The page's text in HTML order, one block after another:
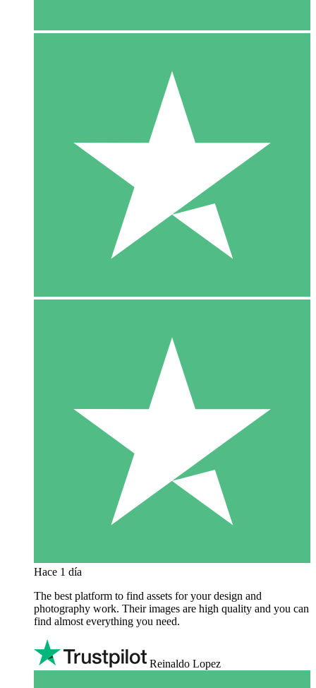
Hace 1 día
The best platform to find assets for your design and
photography work. Their images are high quality and you can
find almost everything you need.
Reinaldo Lopez